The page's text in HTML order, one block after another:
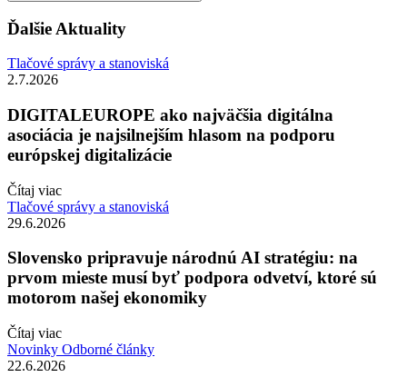
Ďalšie Aktuality
Tlačové správy a stanoviská
2.7.2026
DIGITALEUROPE ako najväčšia digitálna
asociácia je najsilnejším hlasom na podporu
európskej digitalizácie
Čítaj viac
Tlačové správy a stanoviská
29.6.2026
Slovensko pripravuje národnú AI stratégiu: na
prvom mieste musí byť podpora odvetví, ktoré sú
motorom našej ekonomiky
Čítaj viac
Novinky Odborné články
22.6.2026